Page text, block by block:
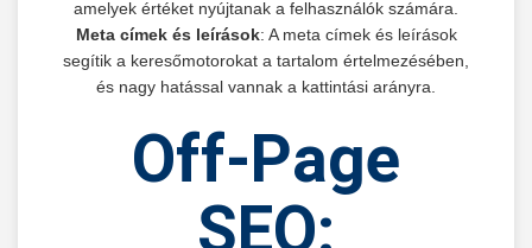
amelyek értéket nyújtanak a felhasználók számára.
Meta címek és leírások: A meta címek és leírások
segítik a keresőmotorokat a tartalom értelmezésében,
és nagy hatással vannak a kattintási arányra.
Off-Page
SEO: